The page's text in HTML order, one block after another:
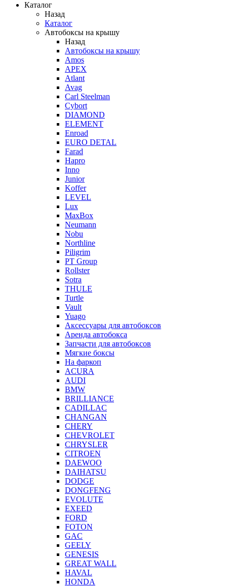
Каталог
Назад
Каталог
Автобоксы на крышу
Назад
Автобоксы на крышу
Amos
APEX
Atlant
Avag
Carl Steelman
Cybort
DIAMOND
ELEMENT
Enroad
EURO DETAL
Farad
Hapro
Inno
Junior
Koffer
LEVEL
Lux
MaxBox
Neumann
Nobu
Northline
Piligrim
PT Group
Rollster
Sotra
THULE
Turtle
Vault
Yuago
Аксессуары для автобоксов
Аренда автобокса
Запчасти для автобоксов
Мягкие боксы
На фаркоп
ACURA
AUDI
BMW
BRILLIANCE
CADILLAC
CHANGAN
CHERY
CHEVROLET
CHRYSLER
CITROEN
DAEWOO
DAIHATSU
DODGE
DONGFENG
EVOLUTE
EXEED
FORD
FOTON
GAC
GEELY
GENESIS
GREAT WALL
HAVAL
HONDA